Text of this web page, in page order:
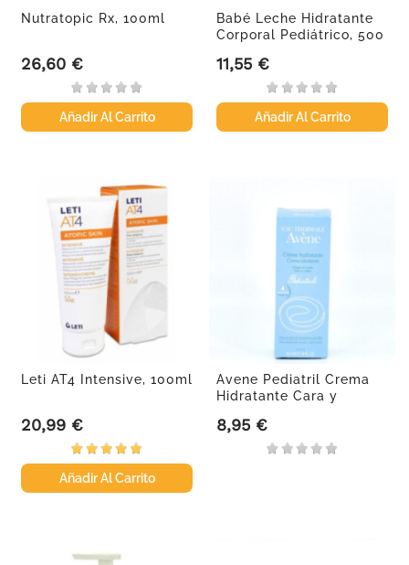
Nutratopic Rx, 100ml
Precio
26,60 €
Añadir Al Carrito
Babé Leche Hidratante
Corporal Pediátrico, 500
Precio
11,55 €
Añadir Al Carrito
Leti AT4 Intensive, 100ml
Precio
20,99 €
Añadir Al Carrito
Avene Pediatril Crema
Hidratante Cara y
Precio
8,95 €